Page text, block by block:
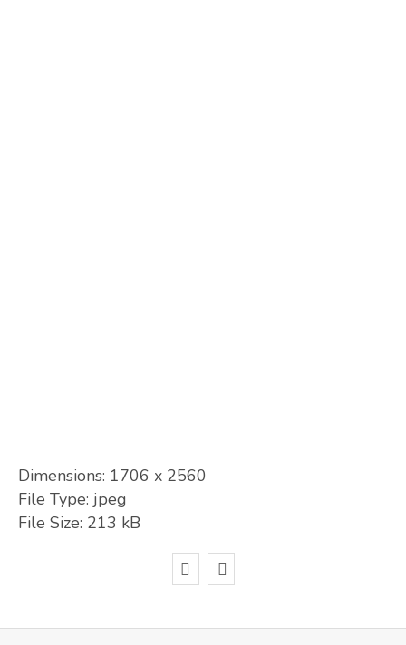
Dimensions: 1706 x 2560
File Type: jpeg
File Size: 213 kB